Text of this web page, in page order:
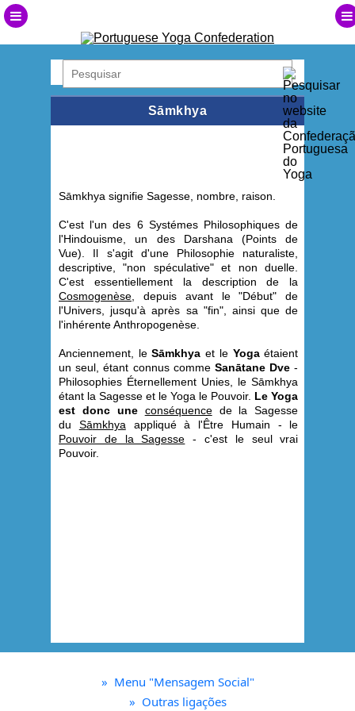
Sāmkhya
Sāmkhya signifie Sagesse, nombre, raison.
C'est l'un des 6 Systémes Philosophiques de
l'Hindouisme, un des Darshana (Points de
Vue). Il s'agit d'une Philosophie naturaliste,
descriptive, "non spéculative" et non duelle.
C'est essentiellement la description de la
Cosmogenèse , depuis avant le "Début" de
l'Univers, jusqu'à après sa "fin", ainsi que de
l'inhérente Anthropogenèse.
Anciennement, leSāmkhyaet le Yogaétaient
un seul, étant connus comme Sanātane Dve -
Philosophies Éternellement Unies, le Sāmkhya
étant la Sagesse et le Yoga le Pouvoir. Le Yoga
est donc une conséquencede la Sagesse
du Sāmkhya appliqué à l'Être Humain - le
Pouvoir de la Sagesse - c'est le seul vrai
Pouvoir.
» Menu "Mensagem Social"
» Outras ligações